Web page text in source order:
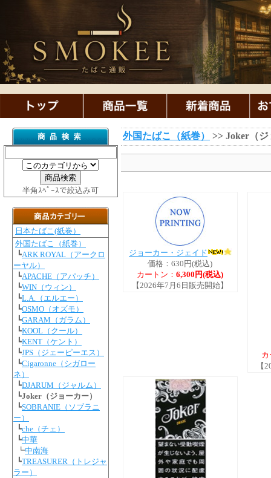
半角ｽﾍﾟｰｽで絞込み可
日本たばこ(紙巻）
外国たばこ（紙巻）
┗ARK ROYAL（アークロ
ーヤル）
┗APACHE（アパッチ）
┗WIN（ウィン）
┗L.A.（エルエー）
┗OSMO（オズモ）
┗GARAM（ガラム）
┗KOOL（クール）
┗KENT（ケント）
┗JPS（ジェーピーエス）
┗Cigaronne（シガロー
ネ）
┗DJARUM（ジャルム）
┗Joker（ジョーカー）
┗SOBRANIE（ソブラニ
ー）
┗che（チェ）
┗中華
┗中南海
┗TREASURER（トレジャ
ラー）
外国たばこ（紙巻） >> Joker（
ジョーカー・ジェイド
価格：630円(税込)
カートン：6,300円(税込)
【2026年7月6日販売開始】
【